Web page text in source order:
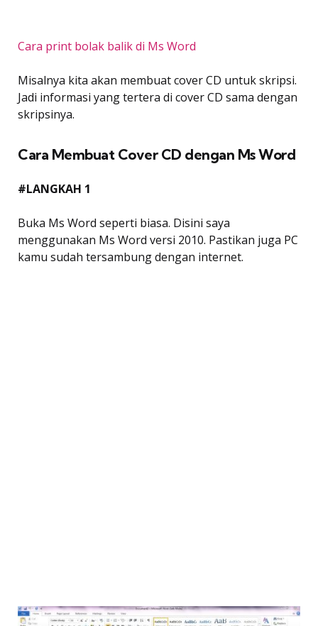
Cara print bolak balik di Ms Word
Misalnya kita akan membuat cover CD untuk skripsi.
Jadi informasi yang tertera di cover CD sama dengan
skripsinya.
Cara Membuat Cover CD dengan Ms Word
#LANGKAH 1
Buka Ms Word seperti biasa. Disini saya
menggunakan Ms Word versi 2010. Pastikan juga PC
kamu sudah tersambung dengan internet.